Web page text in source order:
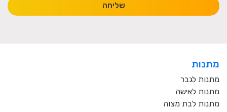
שליחה
מתנות
מתנות לגבר
מתנות לאישה
מתנות לבת מצוה